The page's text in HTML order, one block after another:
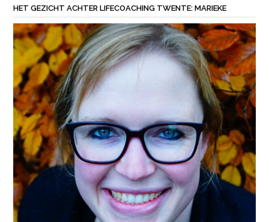
HET GEZICHT ACHTER LIFECOACHING TWENTE: MARIEKE